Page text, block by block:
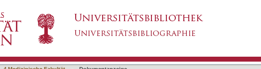
Dynamic Visual Acuity Space at Real-World